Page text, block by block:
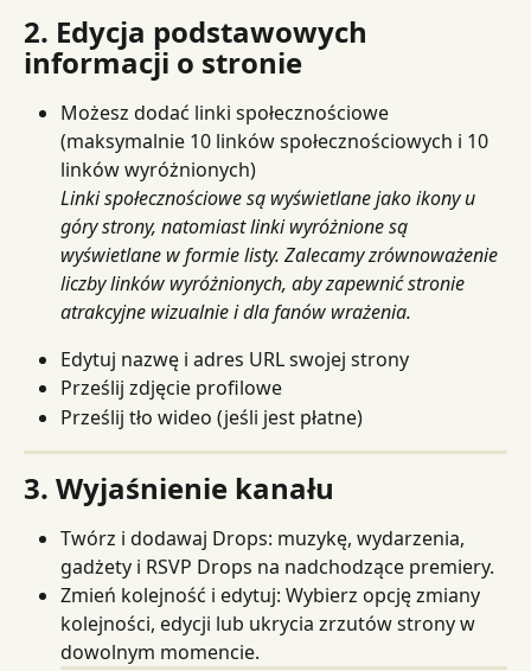
2. Edycja podstawowych
informacji o stronie
Możesz dodać linki społecznościowe
(maksymalnie 10 linków społecznościowych i 10
linków wyróżnionych)
Linki społecznościowe są wyświetlane jako ikony u
góry strony, natomiast linki wyróżnione są
wyświetlane w formie listy. Zalecamy zrównoważenie
liczby linków wyróżnionych, aby zapewnić stronie
atrakcyjne wizualnie i dla fanów wrażenia.
Edytuj nazwę i adres URL swojej strony
Prześlij zdjęcie profilowe
Prześlij tło wideo (jeśli jest płatne)
3. Wyjaśnienie kanału
Twórz i dodawaj Drops: muzykę, wydarzenia,
gadżety i RSVP Drops na nadchodzące premiery.
Zmień kolejność i edytuj: Wybierz opcję zmiany
kolejności, edycji lub ukrycia zrzutów strony w
dowolnym momencie.